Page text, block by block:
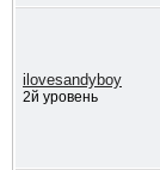
ilovesandyboy
2й уровень